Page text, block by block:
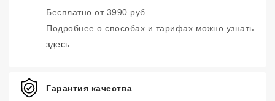
Бесплатно от 3990 руб.
Подробнее о способах и тарифах можно узнать
здесь
Гарантия качества